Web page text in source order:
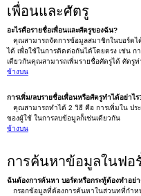
เพื่อนและศัตรู
อะไรคือรายชื่อเพื่อนและศัตรูของฉัน?
คุณสามารถจัดการข้อมูลสมาชิกในบอร์ดไ
ได้ เพื่อใช้ในการติดต่อกันได้โดยตรง เช่น
เดียวกันคุณสามารถเพิ่มรายชื่อศัตรูได้ ศัต
ข้างบน
การเพิ่ม/ลบรายชื่อเพื่อนหรือศัตรูทำได้อย่าไร
คุณสามารถทำได้ 2 วิธี คือ การเพิ่มใน ปร
ของผู้ใช้ ในการลบข้อมูลก็เช่นเดียวกัน
ข้างบน
การค้นหาข้อมูลในฟอ
ฉันต้องการค้นหา บอร์ดหรือกระทู้ต้องทำอย่า
กรอกข้อมูลที่ต้องการค้นหาในส่วนทที่กำห